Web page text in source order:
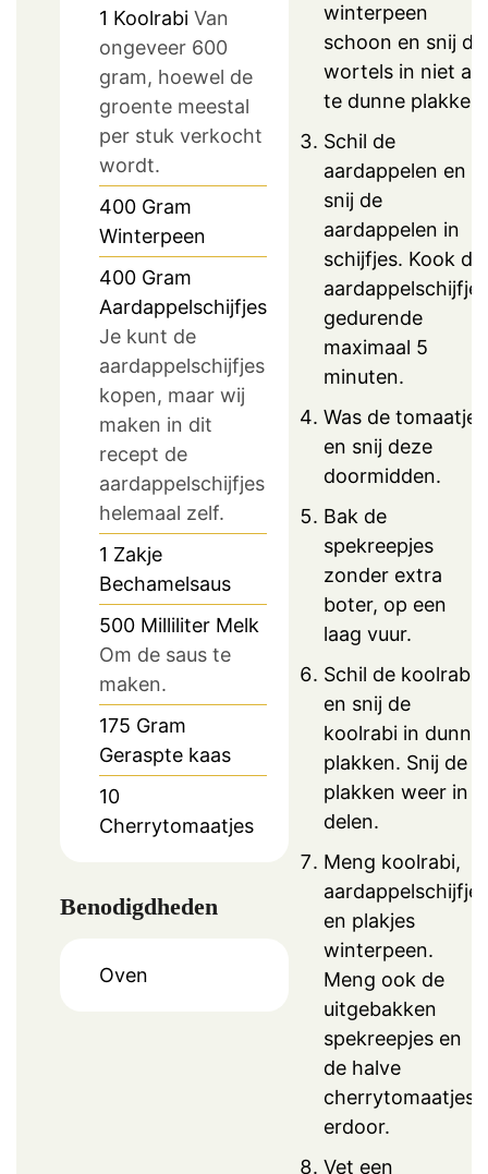
1 Koolrabi Van
ongeveer 600
gram, hoewel de
groente meestal
per stuk verkocht
wordt.
400 Gram
Winterpeen
400 Gram
Aardappelschijfjes
Je kunt de
aardappelschijfjes
kopen, maar wij
maken in dit
recept de
aardappelschijfjes
helemaal zelf.
1 Zakje
Bechamelsaus
500 Milliliter Melk
Om de saus te
maken.
175 Gram
Geraspte kaas
10
Cherrytomaatjes
Benodigdheden
Oven
winterpeen
schoon en snij de
wortels in niet al
te dunne plakken.
Schil de
aardappelen en
snij de
aardappelen in
schijfjes. Kook de
aardappelschijfjes
gedurende
maximaal 5
minuten.
Was de tomaatjes
en snij deze
doormidden.
Bak de
spekreepjes
zonder extra
boter, op een
laag vuur.
Schil de koolrabi
en snij de
koolrabi in dunne
plakken. Snij de
plakken weer in 4
delen.
Meng koolrabi,
aardappelschijfjes
en plakjes
winterpeen.
Meng ook de
uitgebakken
spekreepjes en
de halve
cherrytomaatjes
erdoor.
Vet een